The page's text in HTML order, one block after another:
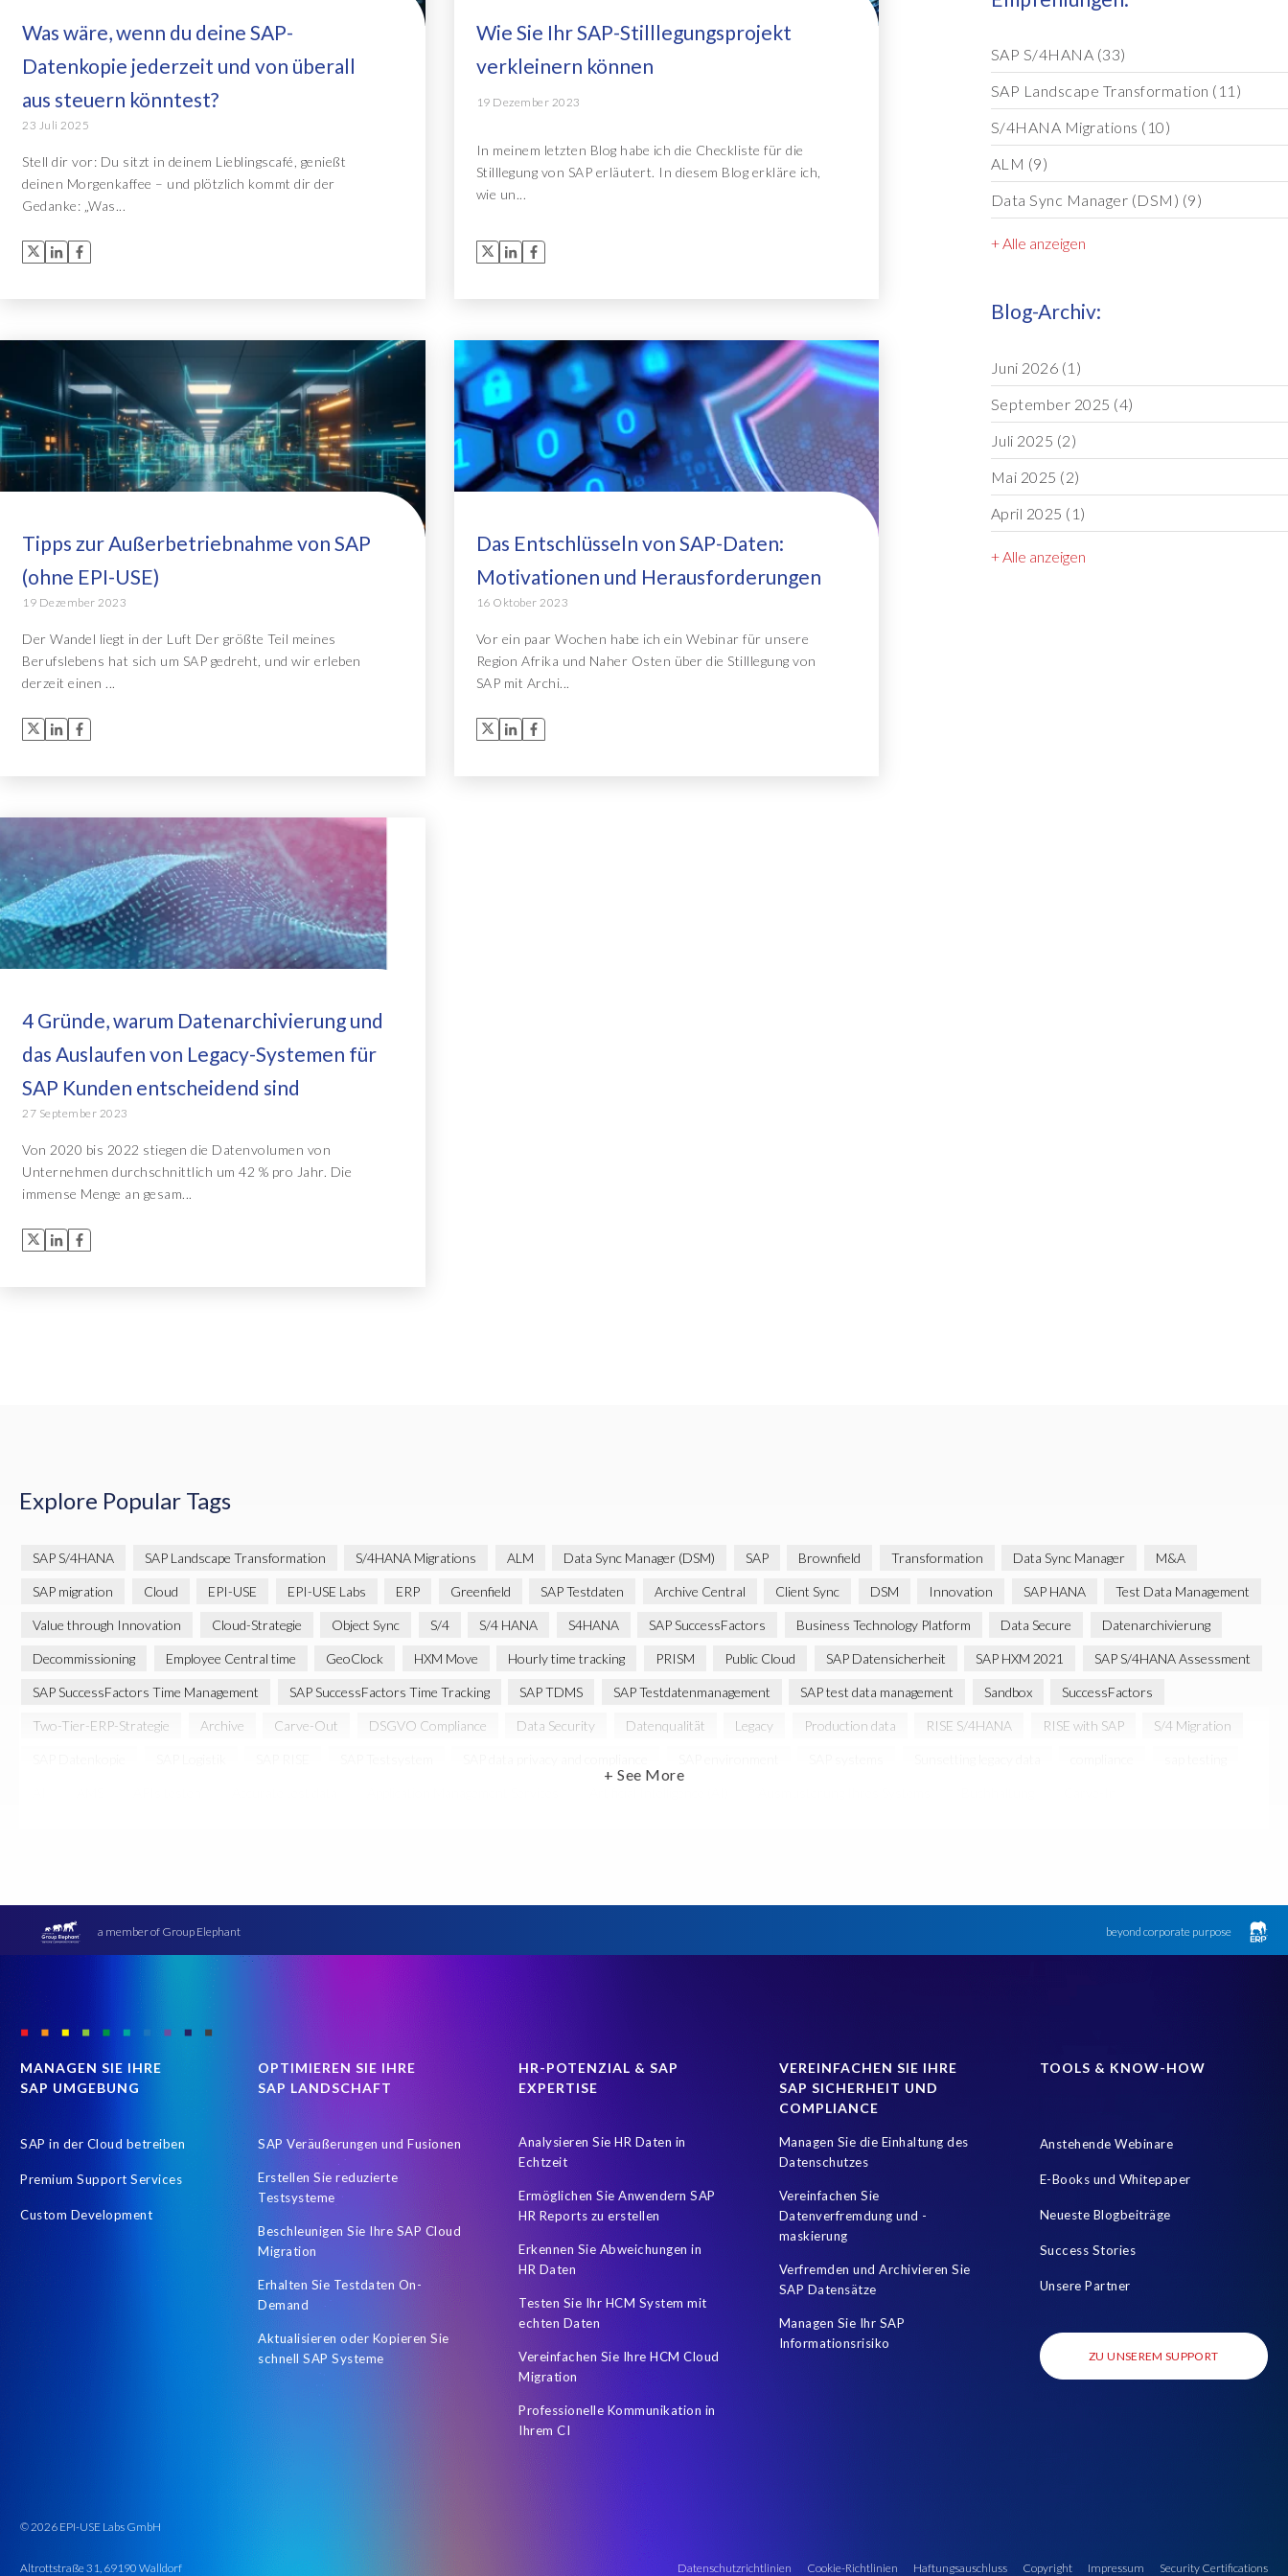
Object Extractor™
Archive Central
Alle Lösungen
Alle Lösungen
Was wäre, wenn du deine SAP-
Datenkopie jederzeit und von überall
aus steuern könntest?
23 Juli 2025
Stell dir vor: Du sitzt in deinem Lieblingscafé, genießt
deinen Morgenkaffee – und plötzlich kommt dir der
Gedanke: „Was...
Wie Sie Ihr SAP-Stilllegungsprojekt
verkleinern können
19 Dezember 2023
In meinem letzten Blog habe ich die Checkliste für die
Stilllegung von SAP erläutert. In diesem Blog erkläre ich,
wie un...
Tipps zur Außerbetriebnahme von SAP
(ohne EPI-USE)
19 Dezember 2023
Der Wandel liegt in der Luft Der größte Teil meines
Berufslebens hat sich um SAP gedreht, und wir erleben
derzeit einen ...
Das Entschlüsseln von SAP-Daten:
Motivationen und Herausforderungen
16 Oktober 2023
Vor ein paar Wochen habe ich ein Webinar für unsere
Region Afrika und Naher Osten über die Stilllegung von
SAP mit Archi...
4 Gründe, warum Datenarchivierung und
das Auslaufen von Legacy-Systemen für
SAP Kunden entscheidend sind
27 September 2023
Von 2020 bis 2022 stiegen die Datenvolumen von
Unternehmen durchschnittlich um 42 % pro Jahr. Die
immense Menge an gesam...
SAP S/4HANA (33)
SAP Landscape Transformation (11)
S/4HANA Migrations (10)
ALM (9)
Data Sync Manager (DSM) (9)
+ Alle anzeigen
Blog-Archiv:
Juni 2026 (1)
September 2025 (4)
Juli 2025 (2)
Mai 2025 (2)
April 2025 (1)
+ Alle anzeigen
Explore Popular Tags
SAP S/4HANA SAP Landscape Transformation S/4HANA Migrations ALM Data Sync Manager (DSM) SAP Brownfield Transformation Data Sync Manager M&A
SAP migration Cloud EPI-USE EPI-USE Labs ERP Greenfield SAP Testdaten Archive Central Client Sync DSM Innovation SAP HANA Test Data Management
Value through Innovation Cloud-Strategie Object Sync S/4 S/4 HANA S4HANA SAP SuccessFactors Business Technology Platform Data Secure Datenarchivierung
Decommissioning Employee Central time GeoClock HXM Move Hourly time tracking PRISM Public Cloud SAP Datensicherheit SAP HXM 2021 SAP S/4HANA Assessment
SAP SuccessFactors Time Management SAP SuccessFactors Time Tracking SAP TDMS SAP Testdatenmanagement SAP test data management Sandbox SuccessFactors
Two-Tier-ERP-Strategie Archive Carve-Out DSGVO Compliance Data Security Datenqualität Legacy Production data RISE S/4HANA RISE with SAP S/4 Migration
FinanceTransformation Finanzprozesse HR-Prozesse Hana Datenbank
Hybrid Hybrid cloud IDOCs IT Service Management Incident Management Infotyp Audit Konzern Lagerverwaltung Landscape Management Lean secure SAP
Managed Services
Prozessintegration Prozessoptimierung
SAP Cloud Deployment SAP Datenbereinigung SAP Datenschutz SAP Entwicklungssystem SAP FI SAP HCM SAP HCM Roadmap SAP Landscape SAP Produktionsdatenbank
SAP S/4 Migration SAP S/4HANA Mirgation SAP Test Data Migration Server SAP Upgrade SAP client copy SAP test system landscapes
Systemanalyse Tabellen Audit Testen Transportlogistik
Unmittelbares Wachstum des Produktionssystems Worksoft archiving camt.053 cash management data test
distribution newgeneralledger quality of test data s/4HANA
+ See More
a member of Group Elephant beyond corporate purpose
MANAGEN SIE IHRE
SAP UMGEBUNG
SAP in der Cloud betreiben
Premium Support Services
Custom Development
OPTIMIEREN SIE IHRE
SAP LANDSCHAFT
SAP Veräußerungen und Fusionen
Erstellen Sie reduzierte
Testsysteme
Beschleunigen Sie Ihre SAP Cloud
Migration
Erhalten Sie Testdaten On-
Demand
Aktualisieren oder Kopieren Sie
schnell SAP Systeme
HR-POTENZIAL & SAP
EXPERTISE
Analysieren Sie HR Daten in
Echtzeit
Ermöglichen Sie Anwendern SAP
HR Reports zu erstellen
Erkennen Sie Abweichungen in
HR Daten
Testen Sie Ihr HCM System mit
echten Daten
Vereinfachen Sie Ihre HCM Cloud
Migration
Professionelle Kommunikation in
Ihrem CI
VEREINFACHEN SIE IHRE
SAP SICHERHEIT UND
COMPLIANCE
Managen Sie die Einhaltung des
Datenschutzes
Vereinfachen Sie
Datenverfremdung und -
maskierung
Verfremden und Archivieren Sie
SAP Datensätze
Managen Sie Ihr SAP
Informationsrisiko
TOOLS & KNOW-HOW
Anstehende Webinare
E-Books und Whitepaper
Neueste Blogbeiträge
Success Stories
Unsere Partner
ZU UNSEREM SUPPORT
© 2026 EPI-USE Labs GmbH
Altrottstraße 31, 69190 Walldorf Datenschutzrichtlinien Cookie-Richtlinien Haftungsauschluss Copyright Impressum Security Certifications